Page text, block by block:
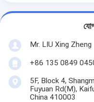
Mr. LIU Xing Zheng
+86 135 0849
5F, Block 4,
Fuyuan Rd(M),
China 410003